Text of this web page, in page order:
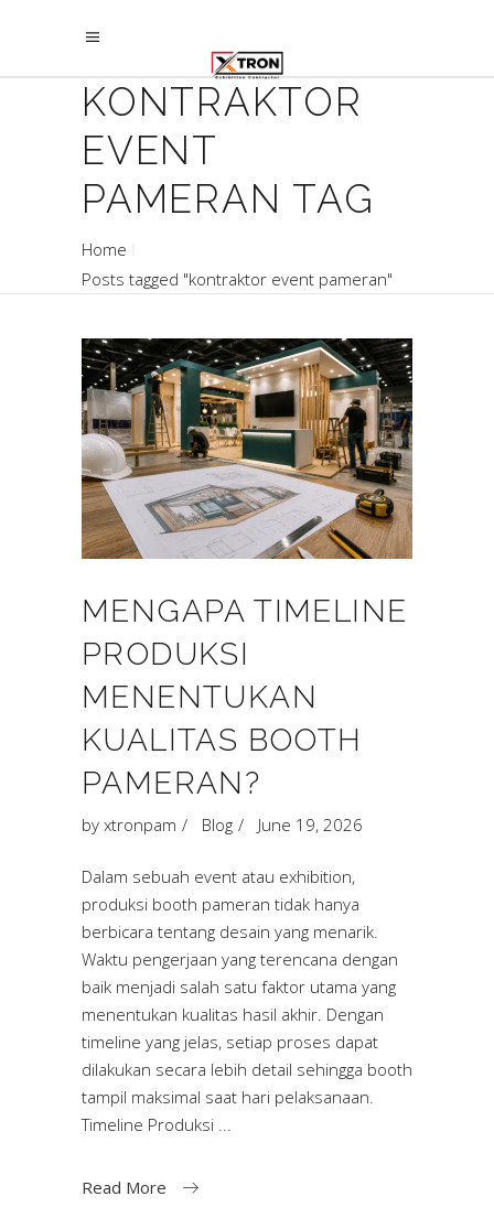
KONTRAKTOR
EVENT
PAMERAN TAG
Home
Posts tagged "kontraktor event pameran"
MENGAPA TIMELINE
PRODUKSI
MENENTUKAN
KUALITAS BOOTH
PAMERAN?
by xtronpam Blog June 19, 2026
Dalam sebuah event atau exhibition,
produksi booth pameran tidak hanya
berbicara tentang desain yang menarik.
Waktu pengerjaan yang terencana dengan
baik menjadi salah satu faktor utama yang
menentukan kualitas hasil akhir. Dengan
timeline yang jelas, setiap proses dapat
dilakukan secara lebih detail sehingga booth
tampil maksimal saat hari pelaksanaan.
Timeline Produksi
Read More